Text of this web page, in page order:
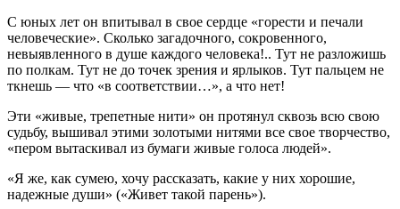
С юных лет он впитывал в свое сердце «горести и печали
человеческие». Сколько загадочного, сокровенного,
невыявленного в душе каждого человека!.. Тут не разложишь
по полкам. Тут не до точек зрения и ярлыков. Тут пальцем не
ткнешь — что «в соответствии…», а что нет!
Эти «живые, трепетные нити» он протянул сквозь всю свою
судьбу, вышивал этими золотыми нитями все свое творчество,
«пером вытаскивал из бумаги живые голоса людей».
«Я же, как сумею, хочу рассказать, какие у них хорошие,
надежные души» («Живет такой парень»).